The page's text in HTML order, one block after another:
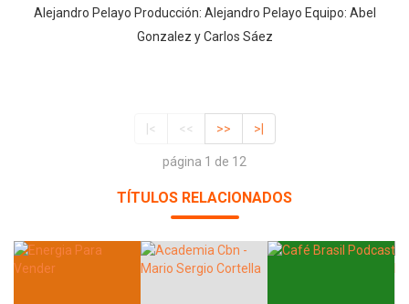
Alejandro Pelayo Producción: Alejandro Pelayo Equipo: Abel
Gonzalez y Carlos Sáez
|< << >> >|
página 1 de 12
TÍTULOS RELACIONADOS